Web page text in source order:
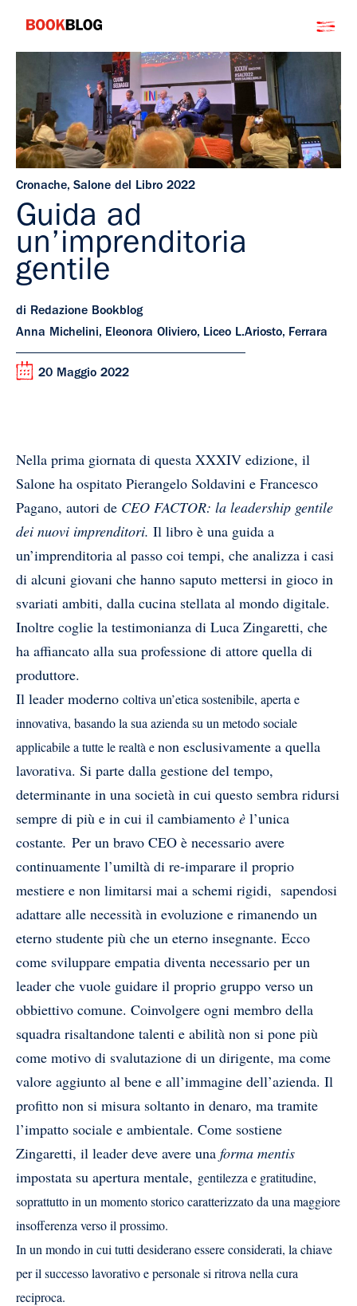
contenuto
Bookblog
Cronache, Salone del Libro 2022
Guida ad
un’imprenditoria
gentile
di Redazione Bookblog
Anna Michelini, Eleonora Oliviero, Liceo L.Ariosto, Ferrara
20 Maggio 2022
Nella prima giornata di questa XXXIV edizione, il
Salone ha ospitato Pierangelo Soldavini e Francesco
Pagano, autori de CEO FACTOR: la leadership gentile
dei nuovi imprenditori. Il libro è una guida a
un’imprenditoria al passo coi tempi, che analizza i casi
di alcuni giovani che hanno saputo mettersi in gioco in
svariati ambiti, dalla cucina stellata al mondo digitale.
Inoltre coglie la testimonianza di Luca Zingaretti, che
ha affiancato alla sua professione di attore quella di
produttore.
Il leader moderno coltiva un’etica sostenibile, aperta e
innovativa, basando la sua azienda su un metodo sociale
applicabile a tutte le realtà enon esclusivamente a quella
lavorativa. Si parte dalla gestione del tempo,
determinante in una società in cui questo sembra ridursi
sempre di più e in cui il cambiamento è l’unica
costante. Per un bravo CEO è necessario avere
continuamente l’umiltà di re-imparare il proprio
mestiere e non limitarsi mai a schemi rigidi, sapendosi
adattare alle necessità in evoluzione e rimanendo un
eterno studente più che un eterno insegnante. Ecco
come sviluppare empatia diventa necessario per un
leader che vuole guidare il proprio gruppo verso un
obbiettivo comune. Coinvolgere ogni membro della
squadra risaltandone talenti e abilità non si pone più
come motivo di svalutazione di un dirigente, ma come
valore aggiunto al bene e all’immagine dell’azienda. Il
profitto non si misura soltanto in denaro, ma tramite
l’impatto sociale e ambientale. Come sostiene
Zingaretti, il leader deve avere una forma mentis
impostata su apertura mentale, gentilezza e gratitudine,
soprattutto in un momento storico caratterizzato da una maggiore
insofferenza verso il prossimo.
In un mondo in cui tutti desiderano essere considerati, la chiave
per il successo lavorativo e personale si ritrova nella cura
reciproca.